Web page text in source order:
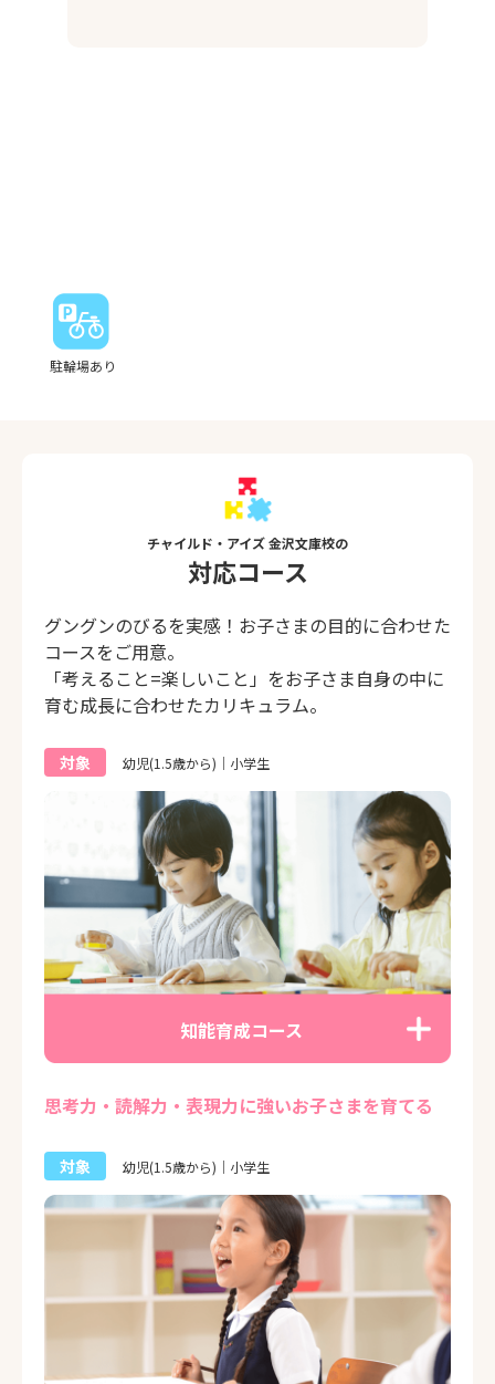
駐輪場あり
チャイルド・アイズ 金沢文庫校の
対応コース
グングンのびるを実感！お子さまの目的に合わせた
コースをご用意。
「考えること=楽しいこと」をお子さま自身の中に
育む成長に合わせたカリキュラム。
対象 幼児(1.5歳から)｜小学生
知能育成コース
思考力・読解力・表現力に強いお子さまを育てる
対象 幼児(1.5歳から)｜小学生